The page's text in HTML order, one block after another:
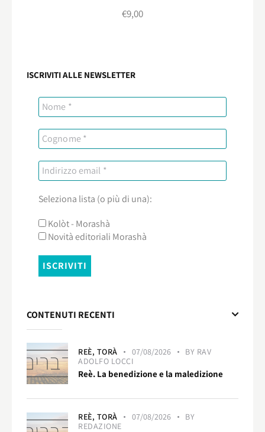
€9,00
ISCRIVITI ALLE NEWSLETTER
Seleziona lista (o più di una):
Kolòt - Morashà
Novità editoriali Morashà
CONTENUTI RECENTI
REÈ, TORÀ 07/08/2026 BY RAV
ADOLFO LOCCI
Reè. La benedizione e la maledizione
REÈ, TORÀ 07/08/2026
BY
REDAZIONE